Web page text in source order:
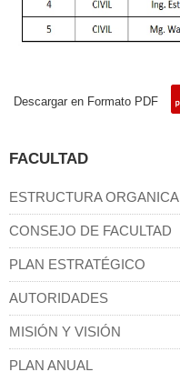
Descargar en Formato PDF
FACULTAD
ESTRUCTURA ORGANICA
CONSEJO DE FACULTAD
PLAN ESTRATÉGICO
AUTORIDADES
MISIÓN Y VISIÓN
PLAN ANUAL